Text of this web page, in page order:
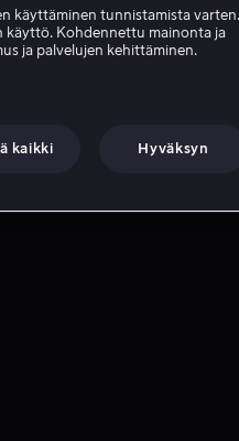
käyttäminen tunnistamista varten.
käyttö. Kohdennettu mainonta ja
ja palvelujen kehittäminen.
kaikki Hyväksyn